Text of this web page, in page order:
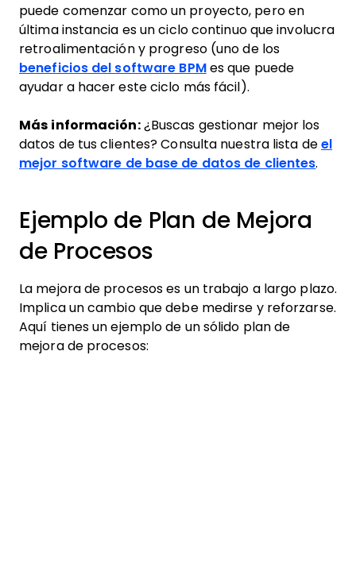
puede comenzar como un proyecto, pero en
última instancia es un ciclo continuo que involucra
retroalimentación y progreso (uno de los
beneficios del software BPMes que puede
ayudar a hacer este ciclo más fácil).
Más información:¿Buscas gestionar mejor los
datos de tus clientes? Consulta nuestra lista de el
mejor software de base de datos de clientes.
Ejemplo de Plan de Mejora
de Procesos
La mejora de procesos es un trabajo a largo plazo.
Implica un cambio que debe medirse y reforzarse.
Aquí tienes un ejemplo de un sólido plan de
mejora de procesos: